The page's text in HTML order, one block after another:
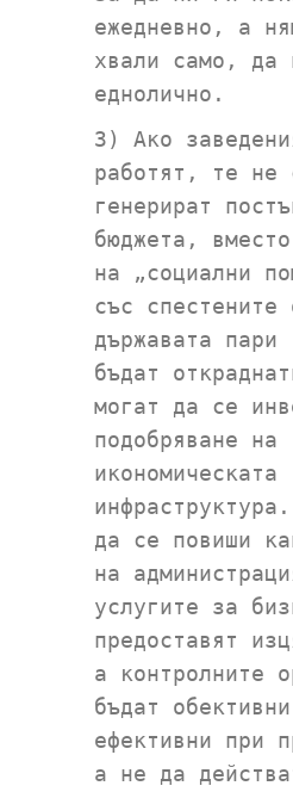
ежедневно, а
хвали само, да
еднолично.
3) Ако
работят, те не
генерират
бюджета,
на „социални
със спестените
държавата
бъдат
могат да се
подобряване на
икономическата
да се повиши
на
услугите за
предоставят
а контролните
бъдат
ефективни при
а не да